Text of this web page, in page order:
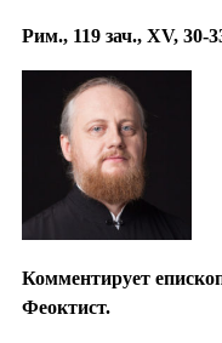
Рим., 119 зач., XV, 30-
Комментирует
Феоктист.